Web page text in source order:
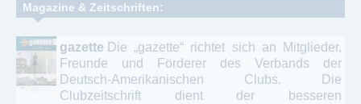
Magazine & Zeitschriften:
gazette Die „gazette“ richtet sich an Mitglieder,
Freunde und Förderer des Verbands der
Deutsch-Amerikanischen Clubs. Die
Clubzeitschrift dient der besseren